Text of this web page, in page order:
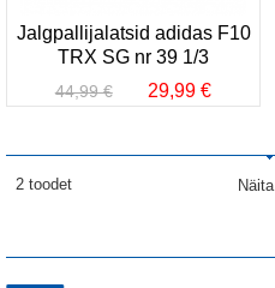
Jalgpallijalatsid adidas F10
TRX SG nr 39 1/3
44,99 € 29,99 €
2 toodet Näita